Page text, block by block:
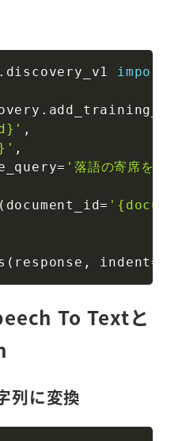
. discovery_v1 import
.
,
,
= '落語の寄席を教
( document_id=
( response , indent=
Copy
To Textと
列に変換